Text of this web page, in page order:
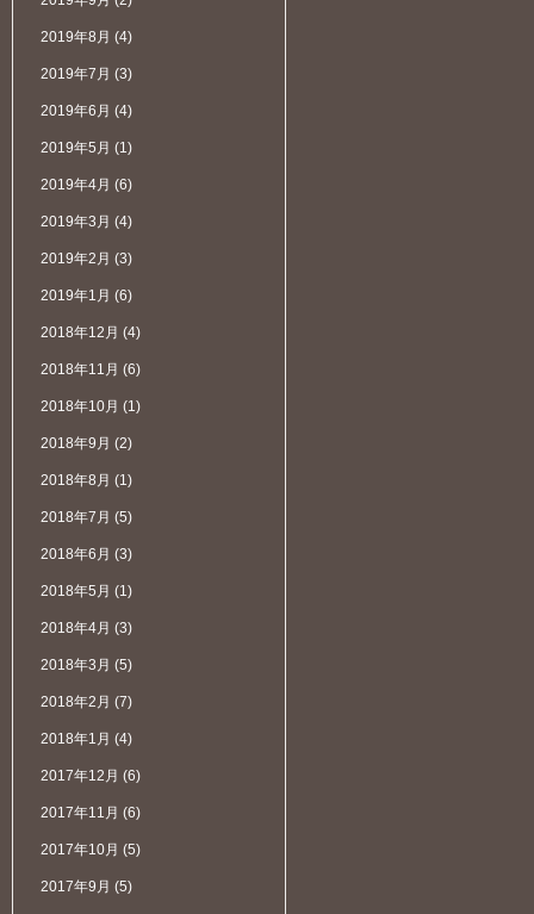
2019年8月 (4)
2019年7月 (3)
2019年6月 (4)
2019年5月 (1)
2019年4月 (6)
2019年3月 (4)
2019年2月 (3)
2019年1月 (6)
2018年12月 (4)
2018年11月 (6)
2018年10月 (1)
2018年9月 (2)
2018年8月 (1)
2018年7月 (5)
2018年6月 (3)
2018年5月 (1)
2018年4月 (3)
2018年3月 (5)
2018年2月 (7)
2018年1月 (4)
2017年12月 (6)
2017年11月 (6)
2017年10月 (5)
2017年9月 (5)